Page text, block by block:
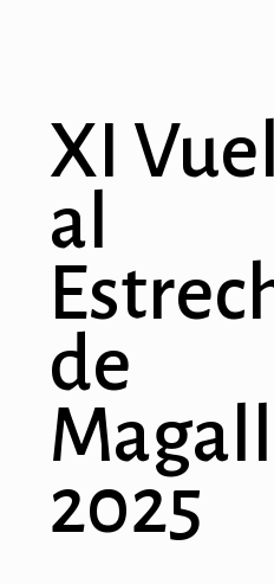
XI
al
de
2025